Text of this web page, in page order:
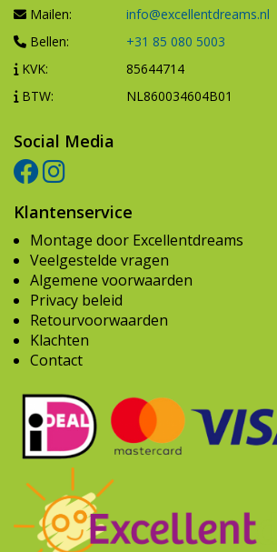
Mailen:
info@excellentdreams.nl
Bellen:
+31 85 080 5003
KVK:
85644714
BTW:
NL860034604B01
Social Media
Klantenservice
Montage door Excellentdreams
Veelgestelde vragen
Algemene voorwaarden
Privacy beleid
Retourvoorwaarden
Klachten
Contact